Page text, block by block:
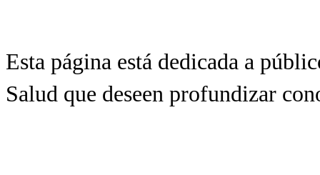
Esta página está dedicada a
Salud que deseen profundizar